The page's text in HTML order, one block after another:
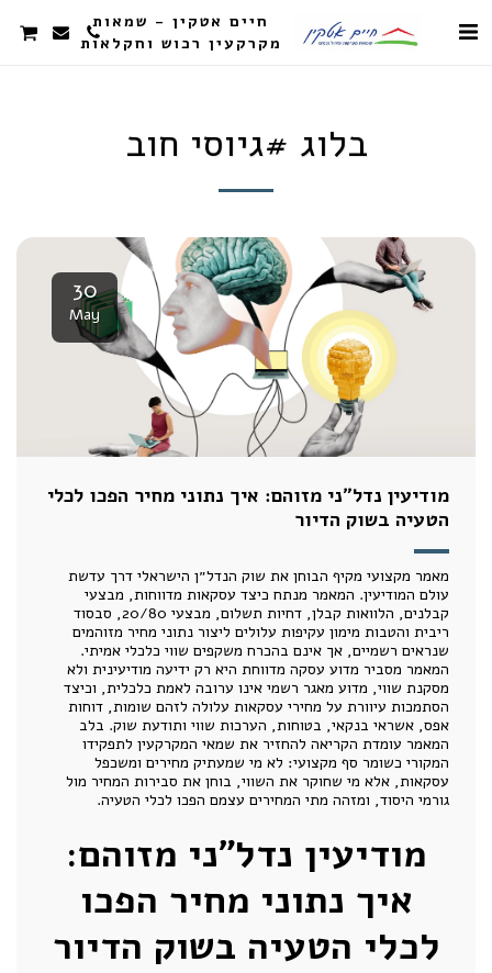
חיים אטקין - שמאות
מקרקעין רכוש וחקלאות
בלוג #גיוסי חוב
30
May
מודיעין נדל״ני מזוהם: איך נתוני מחיר הפכו לכלי
הטעיה בשוק הדיור
מאמר מקצועי מקיף הבוחן את שוק הנדל״ן הישראלי דרך עדשת
עולם המודיעין. המאמר מנתח כיצד עסקאות מדווחות, מבצעי
קבלנים, הלוואות קבלן, דחיות תשלום, מבצעי 20/80, סבסוד
ריבית והטבות מימון עקיפות עלולים ליצור נתוני מחיר מזוהמים
שנראים רשמיים, אך אינם בהכרח משקפים שווי כלכלי אמיתי.
המאמר מסביר מדוע עסקה מדווחת היא רק ידיעה מודיעינית ולא
מסקנת שווי, מדוע מאגר רשמי אינו ערובה לאמת כלכלית, וכיצד
הסתמכות עיוורת על מחירי עסקאות עלולה לזהם שומות, דוחות
אפס, אשראי בנקאי, בטוחות, הערכות שווי ותודעת שוק. בלב
המאמר עומדת הקריאה להחזיר את שמאי המקרקעין לתפקידו
המקורי כשומר סף מקצועי: לא מי שמעתיק מחירים ומשכפל
עסקאות, אלא מי שחוקר את השווי, בוחן את סבירות המחיר מול
גורמי היסוד, ומזהה מתי המחירים עצמם הפכו לכלי הטעיה.
מודיעין נדל״ני מזוהם:
איך נתוני מחיר הפכו
לכלי הטעיה בשוק הדיור